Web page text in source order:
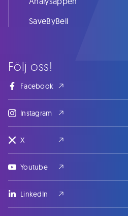
Följ oss!
Facebook
Instagram
X
Youtube
LinkedIn
SaveByBell